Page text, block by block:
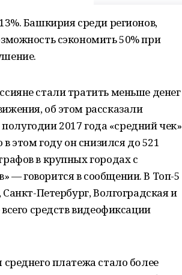
Башкирия среди регионов,
сэкономить 50% при
стали тратить меньше денег
об этом рассказали
2017 года «средний чек»
этом году он снизился до 521
в крупных городах с
— говорится в сообщении. В Топ-5
Петербург, Волгоградская и
средств видеофиксации
платежа стало более